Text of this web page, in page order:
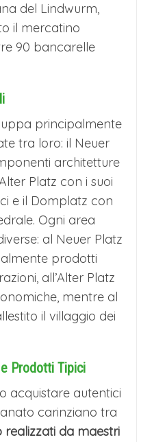
del Lindwurm,
il mercatino
90 bancarelle
principalmente
tra loro: il Neuer
architetture
Platz con i suoi
e il Domplatz con
Ogni area
al Neuer Platz
prodotti
all’Alter Platz
mentre al
il villaggio dei
Prodotti Tipici
acquistare autentici
carinziano tra
realizzati da maestri